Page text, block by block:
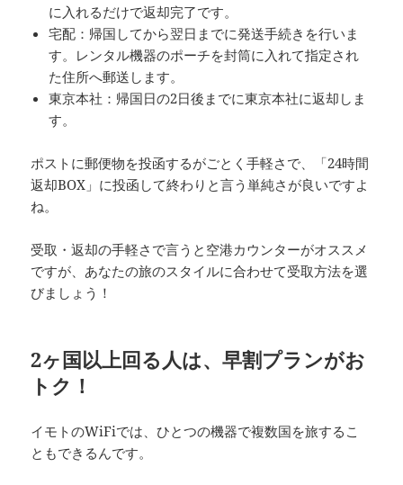
に入れるだけで返却完了です。
宅配：帰国してから翌日までに発送手続きを行いま
す。レンタル機器のポーチを封筒に入れて指定され
た住所へ郵送します。
東京本社：帰国日の2日後までに東京本社に返却しま
す。
ポストに郵便物を投函するがごとく手軽さで、「24時間
返却BOX」に投函して終わりと言う単純さが良いですよ
ね。
受取・返却の手軽さで言うと空港カウンターがオススメ
ですが、あなたの旅のスタイルに合わせて受取方法を選
びましょう！
2ヶ国以上回る人は、早割プランがお
トク！
イモトのWiFiでは、ひとつの機器で複数国を旅するこ
ともできるんです。